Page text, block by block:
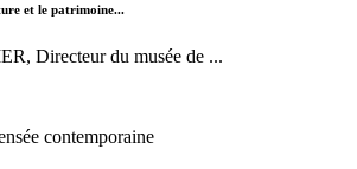
et le patrimoine...
Directeur du musée de ...
contemporaine